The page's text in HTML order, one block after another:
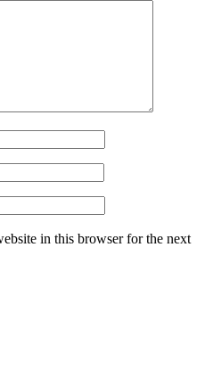
in this browser for the next